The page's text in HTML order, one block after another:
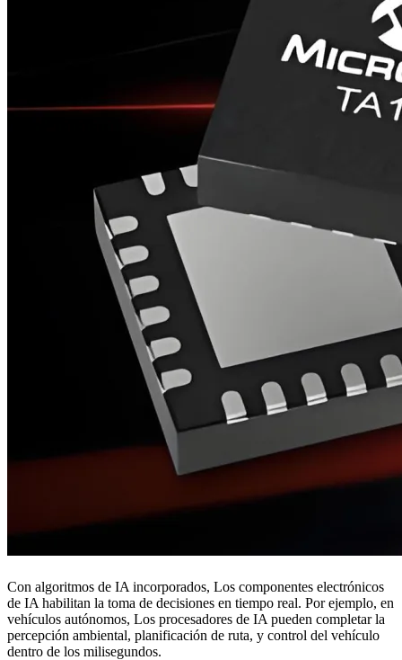
Con algoritmos de IA incorporados, Los componentes electrónicos
de IA habilitan la toma de decisiones en tiempo real. Por ejemplo, en
vehículos autónomos, Los procesadores de IA pueden completar la
percepción ambiental, planificación de ruta, y control del vehículo
dentro de los milisegundos.